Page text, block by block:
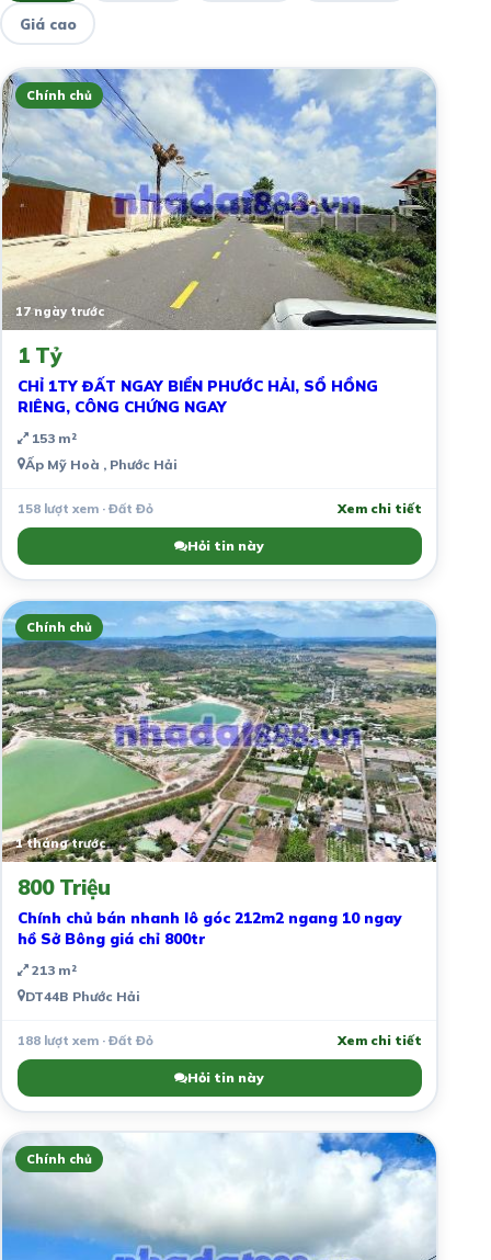
Giá cao
Chính chủ
17 ngày trước
1 Tỷ
CHỈ 1TY ĐẤT NGAY BIỂN PHƯỚC HẢI, SỔ HỒNG
RIÊNG, CÔNG CHỨNG NGAY
153 m²
Ấp Mỹ Hoà , Phước Hải
158 lượt xem · Đất Đỏ Xem chi tiết
Hỏi tin này
Chính chủ
1 tháng trước
800 Triệu
Chính chủ bán nhanh lô góc 212m2 ngang 10 ngay
hồ Sở Bông giá chỉ 800tr
213 m²
DT44B Phước Hải
188 lượt xem · Đất Đỏ Xem chi tiết
Hỏi tin này
Chính chủ